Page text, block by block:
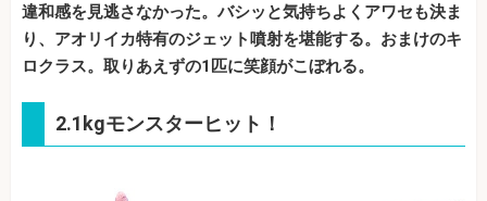
違和感を見逃さなかった。バシッと気持ちよくアワセも決ま
り、アオリイカ特有のジェット噴射を堪能する。おまけのキ
ロクラス。取りあえずの1匹に笑顔がこぼれる。
2.1kgモンスターヒット！